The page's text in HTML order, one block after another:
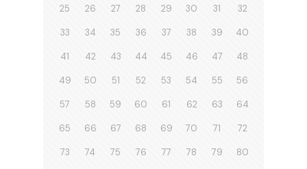
25 26 27 28 29 30 31 32
33 34 35 36 37 38 39 40
41 42 43 44 45 46 47 48
49 50 51 52 53 54 55 56
57 58 59 60 61 62 63 64
65 66 67 68 69 70 71 72
73 74 75 76 77 78 79 80